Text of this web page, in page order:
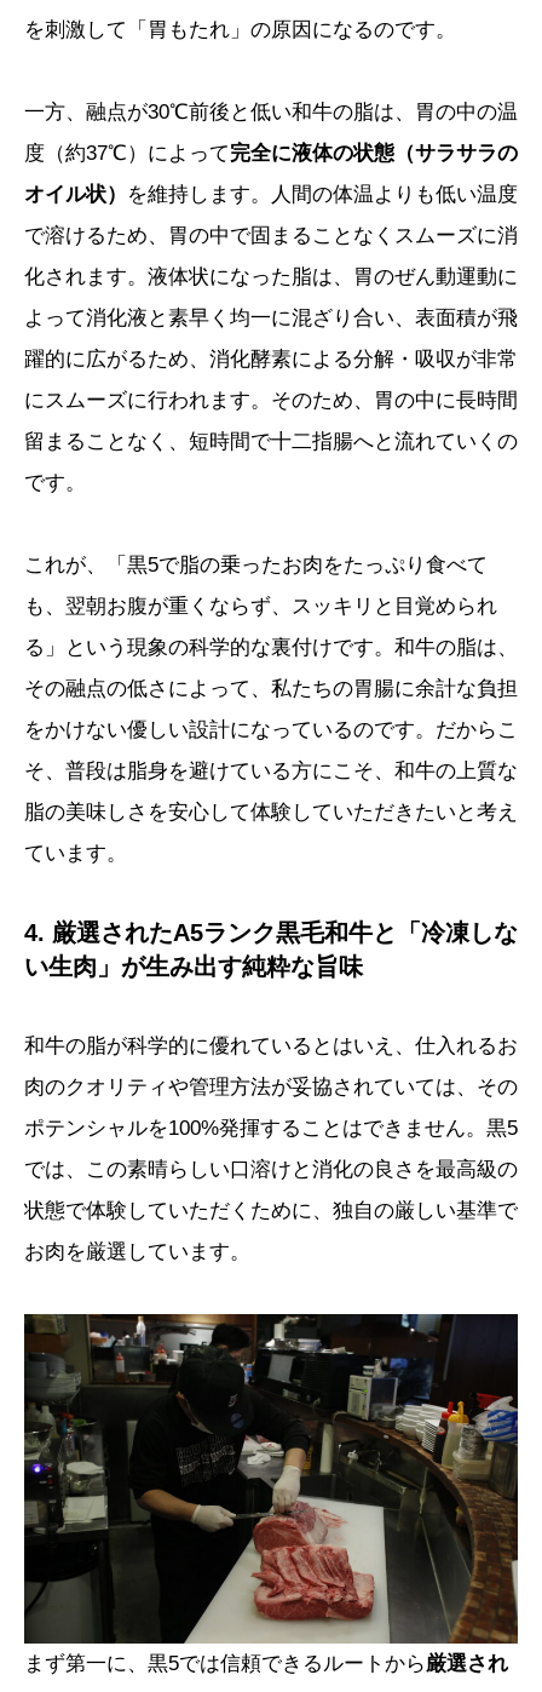
を刺激して「胃もたれ」の原因になるのです。
一方、融点が30℃前後と低い和牛の脂は、胃の中の温
度（約37℃）によって完全に液体の状態（サラサラの
オイル状）
を維持します。人間の体温よりも低い温度
で溶けるため、胃の中で固まることなくスムーズに消
化されます。液体状になった脂は、胃のぜん動運動に
よって消化液と素早く均一に混ざり合い、表面積が飛
躍的に広がるため、消化酵素による分解・吸収が非常
にスムーズに行われます。そのため、胃の中に長時間
留まることなく、短時間で十二指腸へと流れていくの
です。
これが、「黒5で脂の乗ったお肉をたっぷり食べて
も、翌朝お腹が重くならず、スッキリと目覚められ
る」という現象の科学的な裏付けです。和牛の脂は、
その融点の低さによって、私たちの胃腸に余計な負担
をかけない優しい設計になっているのです。だからこ
そ、普段は脂身を避けている方にこそ、和牛の上質な
脂の美味しさを安心して体験していただきたいと考え
ています。
4. 厳選されたA5ランク黒毛和牛と「冷凍しな
い生肉」が生み出す純粋な旨味
和牛の脂が科学的に優れているとはいえ、仕入れるお
肉のクオリティや管理方法が妥協されていては、その
ポテンシャルを100%発揮することはできません。黒5
では、この素晴らしい口溶けと消化の良さを最高級の
状態で体験していただくために、独自の厳しい基準で
お肉を厳選しています。
まず第一に、黒5では信頼できるルートから厳選され